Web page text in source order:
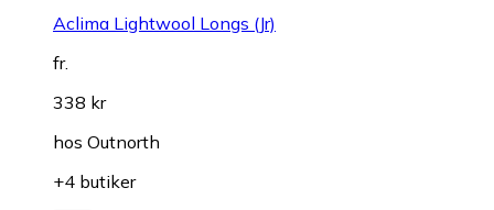
Aclima Lightwool Longs (Jr)
fr.
338 kr
hos Outnorth
+4 butiker